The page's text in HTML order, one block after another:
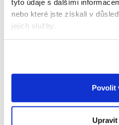
tyto údaje s dalšími
nebo které jste získali v
jejich služby.
Povolit
Upravit
Detailní